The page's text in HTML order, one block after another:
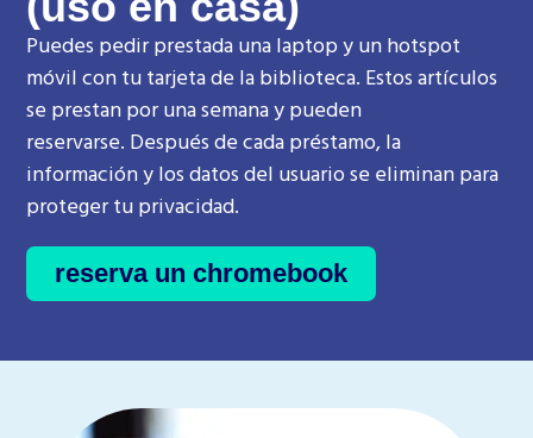
Puedes pedir prestada una laptop y un hotspot
móvil con tu tarjeta de la biblioteca. Estos artículos
se prestan por una semana y pueden
reservarse. Después de cada préstamo, la
información y los datos del usuario se eliminan para
proteger tu privacidad.
reserva un chromebook